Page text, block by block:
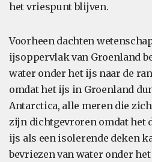
het vriespunt blijven.
Voorheen dachten
ijsoppervlak van Groenland
water onder het ijs naar de
omdat het ijs in Groenland
Antarctica, alle meren die
zijn dichtgevroren omdat het
ijs als een isolerende deken
bevriezen van water onder